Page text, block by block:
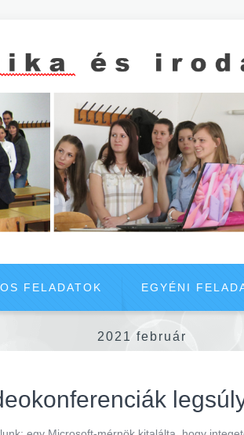
FELADATOK EGYÉNI
2021 február